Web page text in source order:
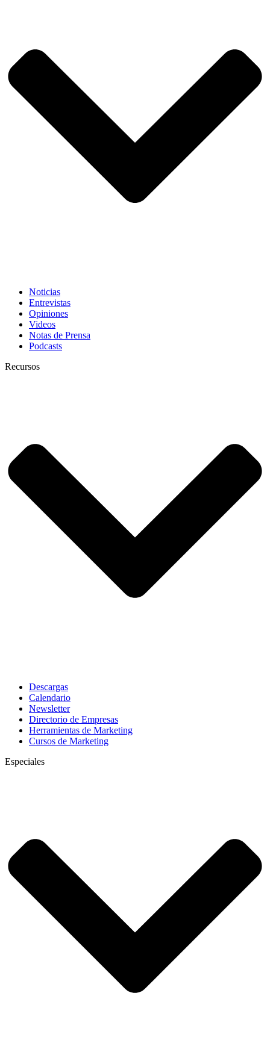
Noticias
Entrevistas
Opiniones
Videos
Notas de Prensa
Podcasts
Recursos
Descargas
Calendario
Newsletter
Directorio de Empresas
Herramientas de Marketing
Cursos de Marketing
Especiales